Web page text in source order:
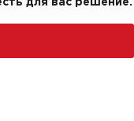
для вас решение.